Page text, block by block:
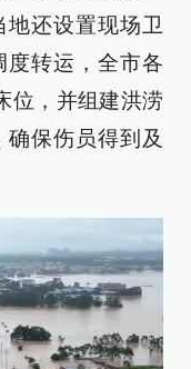
还设置现场卫
度转运，全市各
位，并组建洪涝
保伤员得到及